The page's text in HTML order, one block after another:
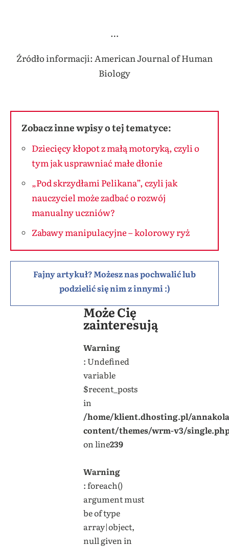
…
Źródło informacji: American Journal of Human
Biology
Zobacz inne wpisy o tej tematyce:
Dziecięcy kłopot z małą motoryką, czyli o
tym jak usprawniać małe dłonie
„Pod skrzydłami Pelikana”, czyli jak
nauczyciel może zadbać o rozwój
manualny uczniów?
Zabawy manipulacyjne – kolorowy ryż
Fajny artykuł? Możesz nas pochwalić lub
podzielić się nim z innymi :)
Może Cię
zainteresują
Warning
: Undefined
variable
$recent_posts
in
/home/klient.dhosting.pl/
content/themes/wrm-v3/
on line239
Warning
: foreach()
argument must
be of type
array|object,
null given in